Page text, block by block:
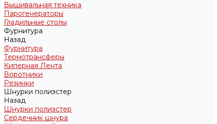
Вышивальная техника
Парогенераторы
Гладильные столы
Фурнитура
Назад
Фурнитура
Термотрансферы
Киперная Лента
Воротники
Резинки
Шнурки полиэстер
Назад
Шнурки полиэстер
Сердечник шнура